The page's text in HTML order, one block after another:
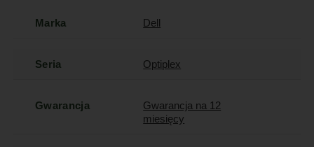
Marka Dell
Seria Optiplex
Gwarancja
Gwarancja na 12
miesięcy